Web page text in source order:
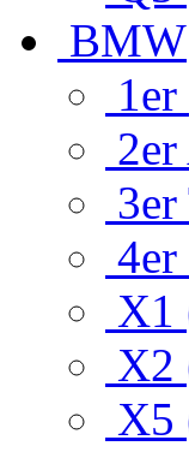
BMW
4er
X1
X2
X5